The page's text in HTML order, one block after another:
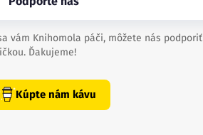
vám Knihomola páči, môžete nás podporiť
Ďakujeme!
Kúpte nám kávu